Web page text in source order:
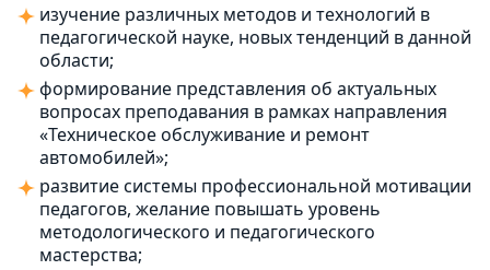
изучение различных методов и технологий в
педагогической науке, новых тенденций в данной
области;
формирование представления об актуальных
вопросах преподавания в рамках направления
«Техническое обслуживание и ремонт
автомобилей»;
развитие системы профессиональной мотивации
педагогов, желание повышать уровень
методологического и педагогического
мастерства;